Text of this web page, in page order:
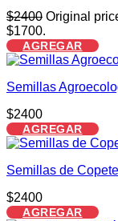
$2400 Original
$1700.
AGREGAR
Semillas
$2400
AGREGAR
Semillas de
$2400
AGREGAR